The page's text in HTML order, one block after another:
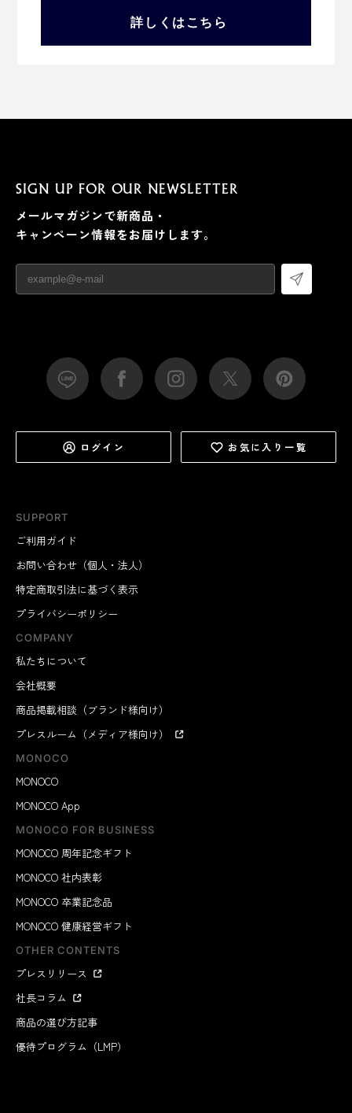
詳しくはこちら
SUPPORT
ご利用ガイド
お問い合わせ（個人・法人）
特定商取引法に基づく表示
プライバシーポリシー
COMPANY
私たちについて
会社概要
商品掲載相談（ブランド様向け）
プレスルーム（メディア様向け）
MONOCO
MONOCO
MONOCO App
MONOCO FOR BUSINESS
MONOCO 周年記念ギフト
MONOCO 社内表彰
MONOCO 卒業記念品
MONOCO 健康経営ギフト
OTHER CONTENTS
プレスリリース
社長コラム
商品の選び方記事
優待プログラム（LMP）
SIGN UP FOR OUR NEWSLETTER
メールマガジンで新商品・
キャンペーン情報をお届けします。
ログイン お気に入り一覧